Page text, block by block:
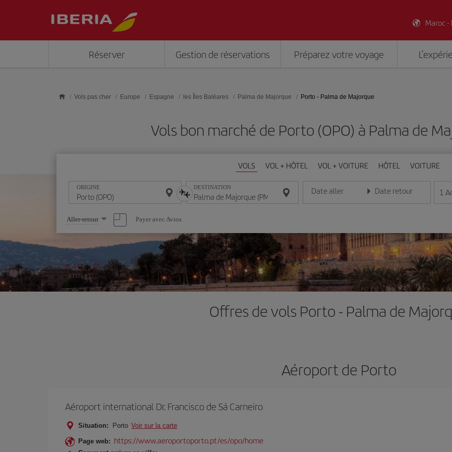
Maroc -
Réserver Gestion de réservations Préparez votre voyage
Vols pas cher Europe Espagne les Îles Baléares Palma de Majorque Porto - Palma de Majorque
Vols bon marché de Porto (OPO) à Palma de
VOLS VOL + HÔTEL VOL + VOITURE HÔTEL VOITURE
ORIGINE DESTINATION Date aller
Entrez la date au format jour/mois/année
Date retour
Entrez la date au format 1
Sélectionnez
une
option
Aller-retour Payer avec Avios
Offres de vols Porto - Palma de
Aéroport de Porto
Aéroport international Dr. Francisco de Sá Carneiro
Situation: Porto Voir sur la carte
Page web: https://www.aeroportoporto.pt/es/opo/home